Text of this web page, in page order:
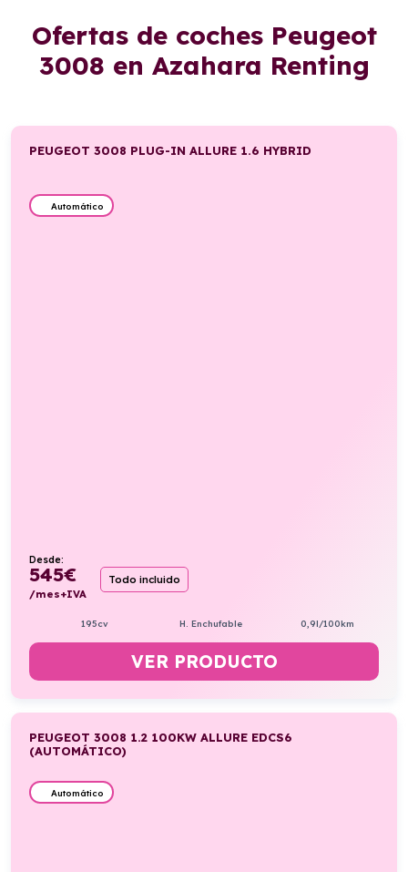
Ofertas de coches Peugeot
3008 en Azahara Renting
PEUGEOT 3008 PLUG-IN ALLURE 1.6 HYBRID
Automático
Desde:
545€
/mes+IVA
Todo incluido
195cv H. Enchufable 0,9l/100km
VER PRODUCTO
PEUGEOT 3008 1.2 100KW ALLURE EDCS6
(AUTOMÁTICO)
Automático